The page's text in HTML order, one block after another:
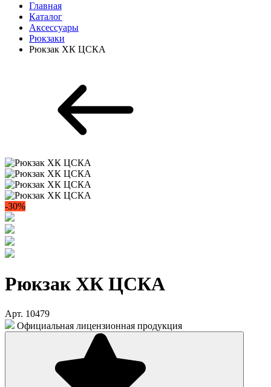
Главная
Каталог
Аксессуары
Рюкзаки
Рюкзак ХК ЦСКА
-30%
Рюкзак ХК ЦСКА
Арт. 10479
Официальная лицензионная продукция